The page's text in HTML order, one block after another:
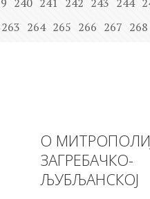
263 264 265 266 267 268
О
ЗАГРЕБАЧКО-
ЉУБЉАНСКОЈ